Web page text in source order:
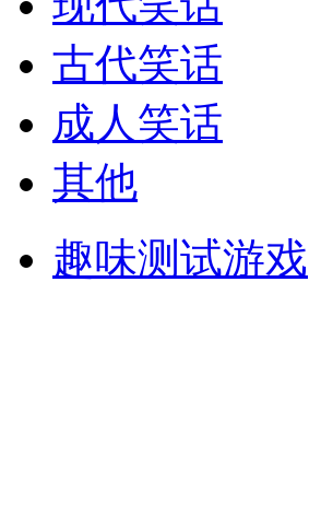
古代笑话
成人笑话
其他
趣味测试游戏